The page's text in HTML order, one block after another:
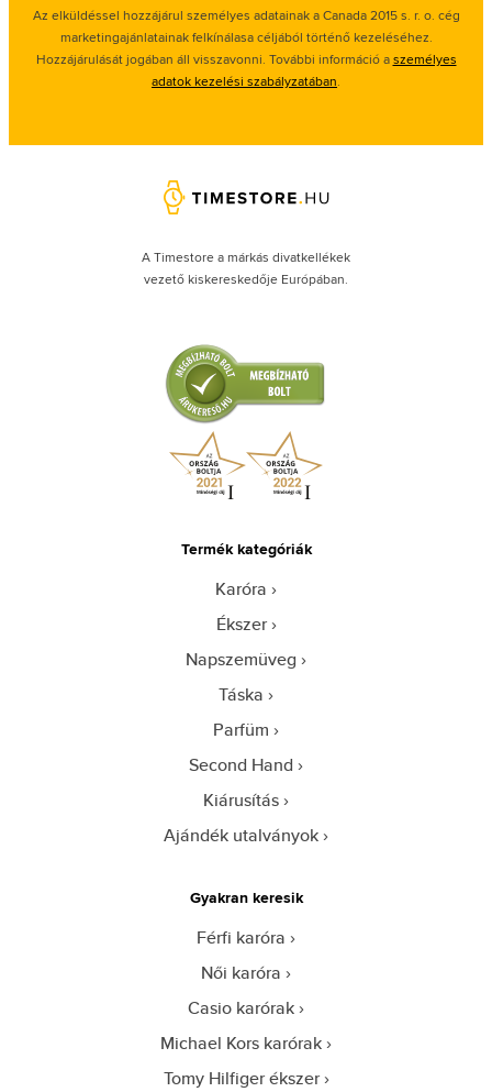
Az elküldéssel hozzájárul személyes adatainak a Canada 2015 s. r. o. cég
marketingajánlatainak felkínálasa céljából történő kezeléséhez.
Hozzájárulását jogában áll visszavonni. További információ aszemélyes
adatok kezelési szabályzatában.
A Timestore a márkás divatkellékek
vezető kiskereskedője Európában.
Termék kategóriák
Karóra
Ékszer
Napszemüveg
Táska
Parfüm
Second Hand
Kiárusítás
Ajándék utalványok
Gyakran keresik
Férfi karóra
Női karóra
Casio karórak
Michael Kors karórak
Tomy Hilfiger ékszer